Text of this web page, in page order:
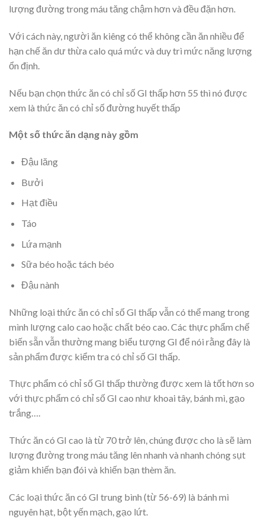
lượng đường trong máu tăng chậm hơn và đều đặn hơn.
Với cách này, người ăn kiêng có thể không cần ăn nhiều để
hạn chế ăn dư thừa calo quá mức và duy trì mức năng lượng
ổn định.
Nếu bạn chọn thức ăn có chỉ số GI thấp hơn 55 thì nó được
xem là thức ăn có chỉ số đường huyết thấp
Một số thức ăn dạng này gồm
Đậu lăng
Bưởi
Hạt điều
Táo
Lứa mạnh
Sữa béo hoặc tách béo
Đậu nành
Những loại thức ăn có chỉ số GI thấp vẫn có thể mang trong
mình lượng calo cao hoặc chất béo cao. Các thực phẩm chế
biến sẵn vẫn thường mang biểu tượng GI để nói rằng đây là
sản phẩm được kiểm tra có chỉ số GI thấp.
Thực phẩm có chỉ số GI thấp thường được xem là tốt hơn so
với thực phẩm có chỉ số GI cao như khoai tây, bánh mì, gạo
trắng….
Thức ăn có GI cao là từ 70 trở lên, chúng được cho là sẽ làm
lượng đường trong máu tăng lên nhanh và nhanh chóng sụt
giảm khiến bạn đói và khiến bạn thèm ăn.
Các loại thức ăn có GI trung bình (từ 56-69) là bánh mì
nguyên hạt, bột yến mạch, gạo lứt.